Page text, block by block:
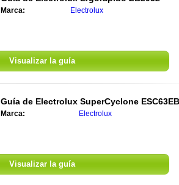
Marca: Electrolux
Visualizar la guía
Guía de Electrolux SuperCyclone ESC63EB
Marca: Electrolux
Visualizar la guía